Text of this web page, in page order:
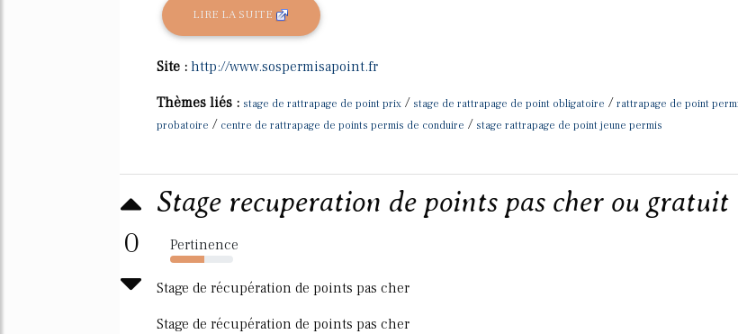
LIRE LA SUITE
Site : http://www.sospermisapoint.fr
Thèmes liés : stage de rattrapage de point prix / stage de rattrapage de point obligatoire / rattrapage de point
probatoire / centre de rattrapage de points permis de conduire / stage rattrapage de point jeune permis
0
Stage recuperation de points pas cher ou gratuit
Pertinence
54%
Stage de récupération de points pas cher
Stage de récupération de points pas cher